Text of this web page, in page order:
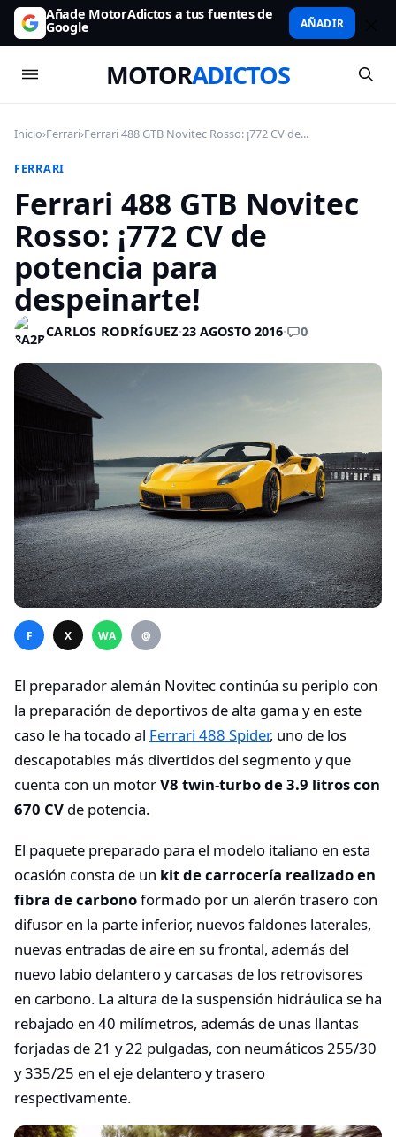
Añade MotorAdictos a tus fuentes de
Google AÑADIR
MOTORADICTOS
Inicio›Ferrari›Ferrari 488 GTB Novitec Rosso: ¡772 CV de...
FERRARI
Ferrari 488 GTB Novitec
Rosso: ¡772 CV de
potencia para
despeinarte!
CARLOS RODRÍGUEZ·23 AGOSTO 2016· 0
F X WA @
El preparador alemán Novitec continúa su periplo con
la preparación de deportivos de alta gama y en este
caso le ha tocado al Ferrari 488 Spider, uno de los
descapotables más divertidos del segmento y que
cuenta con un motorV8 twin-turbo de 3.9 litros con
670 CV de potencia.
El paquete preparado para el modelo italiano en esta
ocasión consta de un kit de carrocería realizado en
fibra de carbonoformado por un alerón trasero con
difusor en la parte inferior, nuevos faldones laterales,
nuevas entradas de aire en su frontal, además del
nuevo labio delantero y carcasas de los retrovisores
en carbono. La altura de la suspensión hidráulica se ha
rebajado en 40 milímetros, además de unas llantas
forjadas de 21 y 22 pulgadas, con neumáticos 255/30
y 335/25 en el eje delantero y trasero
respectivamente.